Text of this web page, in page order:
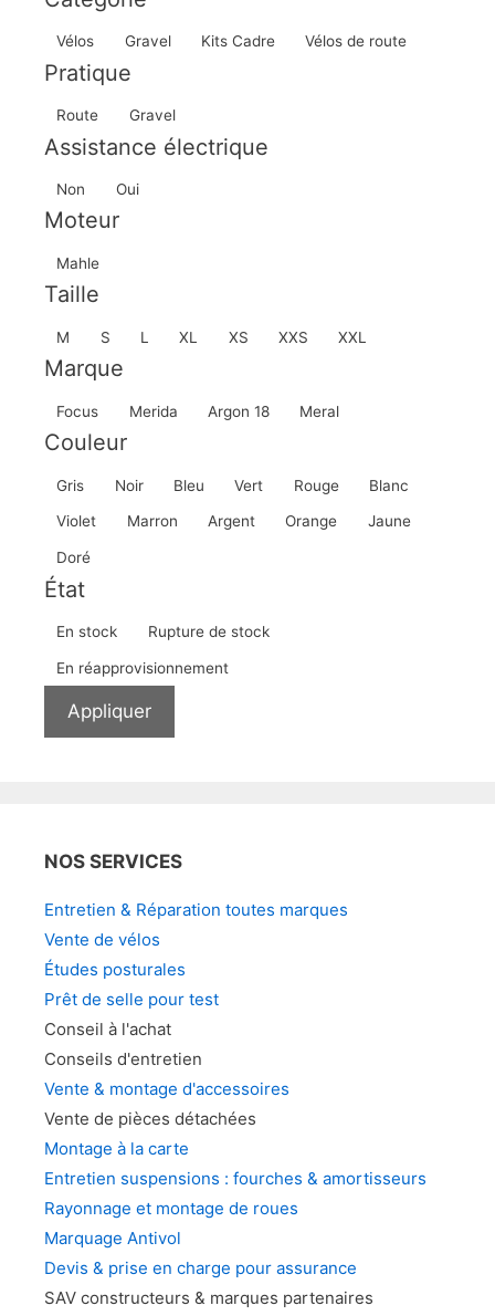
Catégorie
Vélos Gravel Kits Cadre Vélos de route
Pratique
Pratique
Route Gravel
Assistance électrique
Assistance
électrique
Non Oui
Moteur
Moteur
Mahle
Taille
Taille
M S L XL XS XXS XXL
Marque
Marque
Focus Merida Argon 18 Meral
Couleur
Couleur
Gris Noir Bleu Vert Rouge Blanc
Violet Marron Argent Orange Jaune
Doré
État
Disponibilité
En stock Rupture de stock
En réapprovisionnement
Appliquer
NOS SERVICES
Entretien & Réparation toutes marques
Vente de vélos
Études posturales
Prêt de selle pour test
Conseil à l'achat
Conseils d'entretien
Vente & montage d'accessoires
Vente de pièces détachées
Montage à la carte
Entretien suspensions : fourches & amortisseurs
Rayonnage et montage de roues
Marquage Antivol
Devis & prise en charge pour assurance
SAV constructeurs & marques partenaires